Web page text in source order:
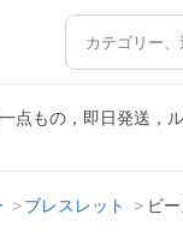
点もの，即日発送，
ブレスレット ビ